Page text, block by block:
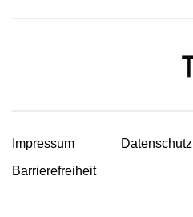
Impressum
Datenschutz
Barrierefreiheit